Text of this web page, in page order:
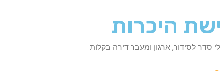
היכרות
לסידור, ארגון ומעבר דירה בקלות